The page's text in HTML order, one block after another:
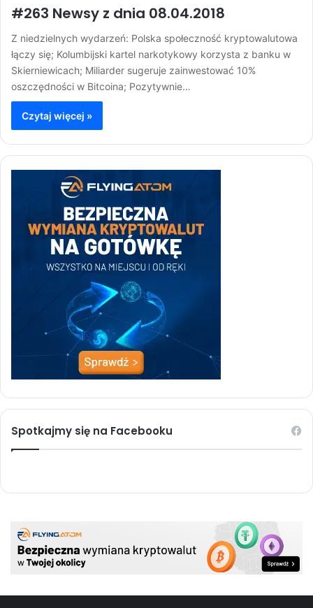
#263 Newsy z dnia 08.04.2018
Z niedzielnych wydarzeń: Polska społeczność kryptowalutowa
łączy się; Kolumbijski kartel narkotykowy korzysta z banku w
Skierniewicach; Miliarder sugeruje zainwestować 10%
oszczędności w Bitcoina; Pozytywnie…
Czytaj więcej »
Spotkajmy się na Facebooku